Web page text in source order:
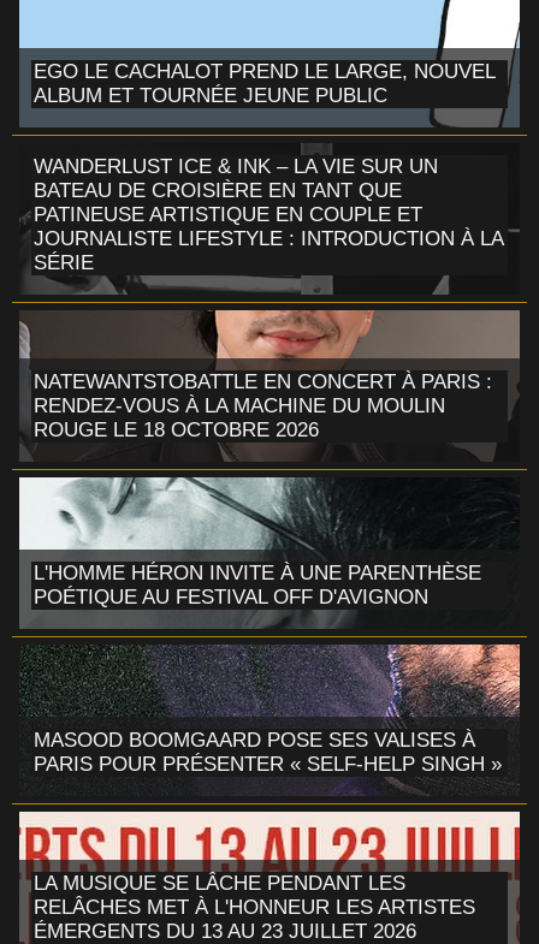
EGO LE CACHALOT PREND LE LARGE, NOUVEL
ALBUM ET TOURNÉE JEUNE PUBLIC
WANDERLUST ICE & INK – LA VIE SUR UN
BATEAU DE CROISIÈRE EN TANT QUE
PATINEUSE ARTISTIQUE EN COUPLE ET
JOURNALISTE LIFESTYLE : INTRODUCTION À LA
SÉRIE
NATEWANTSTOBATTLE EN CONCERT À PARIS :
RENDEZ-VOUS À LA MACHINE DU MOULIN
ROUGE LE 18 OCTOBRE 2026
L'HOMME HÉRON INVITE À UNE PARENTHÈSE
POÉTIQUE AU FESTIVAL OFF D'AVIGNON
MASOOD BOOMGAARD POSE SES VALISES À
PARIS POUR PRÉSENTER « SELF-HELP SINGH »
LA MUSIQUE SE LÂCHE PENDANT LES
RELÂCHES MET À L'HONNEUR LES ARTISTES
ÉMERGENTS DU 13 AU 23 JUILLET 2026